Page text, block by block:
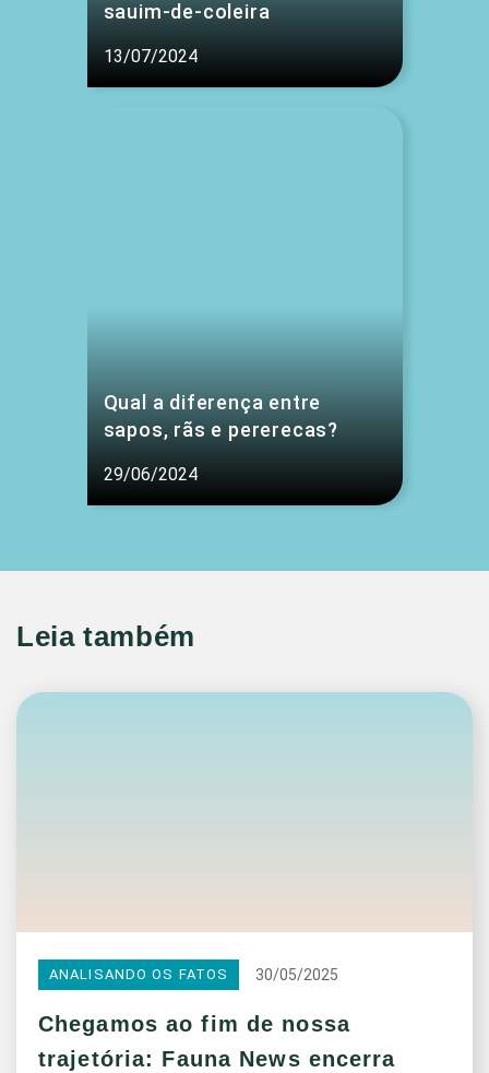
sauim-de-coleira
13/07/2024
Qual a diferença entre
sapos, rãs e pererecas?
29/06/2024
Leia também
ANALISANDO OS FATOS 30/05/2025
Chegamos ao fim de nossa
trajetória: Fauna News encerra